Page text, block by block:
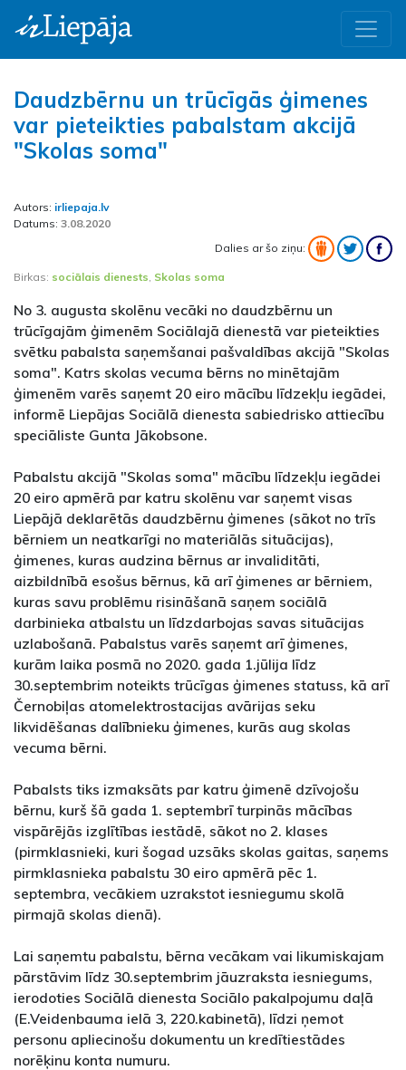
Daudzbērnu un trūcīgās ģimenes
var pieteikties pabalstam akcijā
"Skolas soma"
Autors: irliepaja.lv
Datums: 3.08.2020
Dalies ar šo ziņu:
Birkas: sociālais dienests Skolas soma
No 3. augusta skolēnu vecāki no daudzbērnu un
trūcīgajām ģimenēm Sociālajā dienestā var pieteikties
svētku pabalsta saņemšanai pašvaldības akcijā "Skolas
soma". Katrs skolas vecuma bērns no minētajām
ģimenēm varēs saņemt 20 eiro mācību līdzekļu iegādei,
informē Liepājas Sociālā dienesta sabiedrisko attiecību
speciāliste Gunta Jākobsone.
Pabalstu akcijā "Skolas soma" mācību līdzekļu iegādei
20 eiro apmērā par katru skolēnu var saņemt visas
Liepājā deklarētās daudzbērnu ģimenes (sākot no trīs
bērniem un neatkarīgi no materiālās situācijas),
ģimenes, kuras audzina bērnus ar invaliditāti,
aizbildnībā esošus bērnus, kā arī ģimenes ar bērniem,
kuras savu problēmu risināšanā saņem sociālā
darbinieka atbalstu un līdzdarbojas savas situācijas
uzlabošanā. Pabalstus varēs saņemt arī ģimenes,
kurām laika posmā no 2020. gada 1.jūlija līdz
30.septembrim noteikts trūcīgas ģimenes statuss, kā arī
Černobiļas atomelektrostacijas avārijas seku
likvidēšanas dalībnieku ģimenes, kurās aug skolas
vecuma bērni.
Pabalsts tiks izmaksāts par katru ģimenē dzīvojošu
bērnu, kurš šā gada 1. septembrī turpinās mācības
vispārējās izglītības iestādē, sākot no 2. klases
(pirmklasnieki, kuri šogad uzsāks skolas gaitas, saņems
pirmklasnieka pabalstu 30 eiro apmērā pēc 1.
septembra, vecākiem uzrakstot iesniegumu skolā
pirmajā skolas dienā).
Lai saņemtu pabalstu, bērna vecākam vai likumiskajam
pārstāvim līdz 30.septembrim jāuzraksta iesniegums,
ierodoties Sociālā dienesta Sociālo pakalpojumu daļā
(E.Veidenbauma ielā 3, 220.kabinetā), līdzi ņemot
personu apliecinošu dokumentu un kredītiestādes
norēķinu konta numuru.